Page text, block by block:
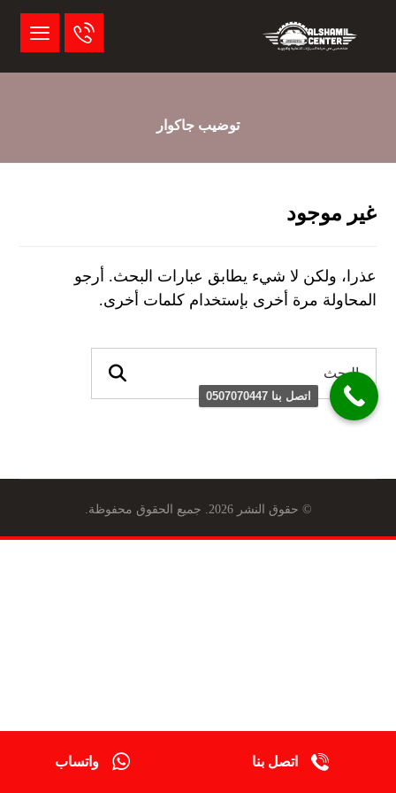
توضيب جاكوار
غير موجود
عذرا، ولكن لا شيء يطابق عبارات البحث. أرجو
المحاولة مرة أخرى بإستخدام كلمات أخرى.
© حقوق النشر 2026. جميع الحقوق محفوظة.
اتصل بنا واتساب
اتصل بنا 0507070447